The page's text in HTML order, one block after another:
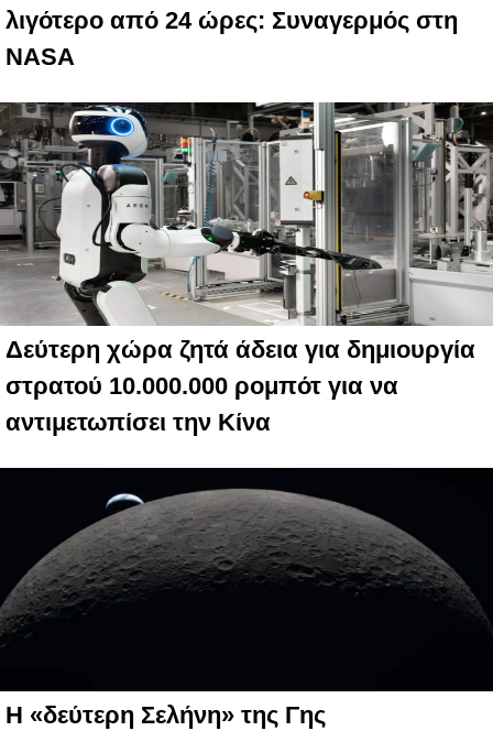
λιγότερο από 24 ώρες: Συναγερμός στη
NASA
Δεύτερη χώρα ζητά άδεια για δημιουργία
στρατού 10.000.000 ρομπότ για να
αντιμετωπίσει την Κίνα
Η «δεύτερη Σελήνη» της Γης